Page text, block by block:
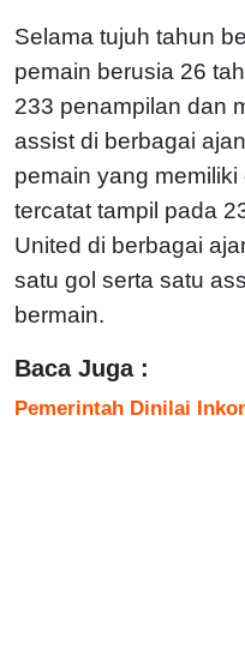
Selama tujuh tahun
pemain berusia 26
233 penampilan dan
assist di berbagai
pemain yang
tercatat tampil pada
United di berbagai
satu gol serta satu
bermain.
Baca Juga :
Pemerintah Dinilai